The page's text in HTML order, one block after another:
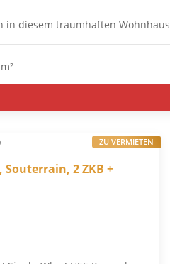
in diesem traumhaften
2 ZKB +
ZU VERMIETEN